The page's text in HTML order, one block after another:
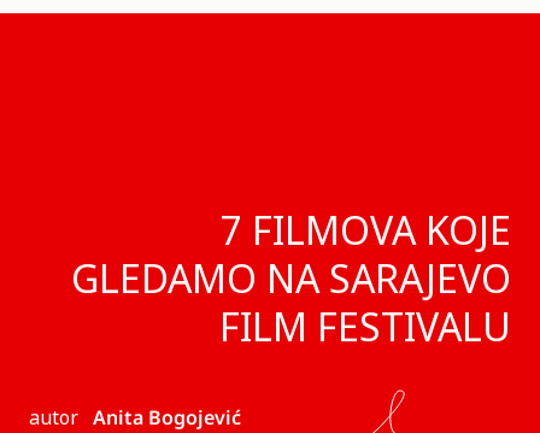
7 FILMOVA KOJE
GLEDAMO NA SARAJEVO
FILM FESTIVALU
autor Anita Bogojević